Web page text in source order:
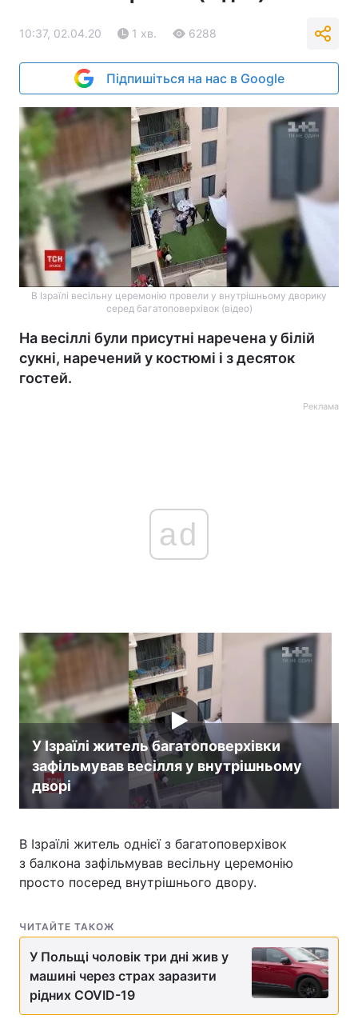
10:37, 02.04.20 1 хв. 6288
Підпишіться на нас в Google
В Ізраїлі весільну церемонію провели у внутрішньому дворику
серед багатоповерхівок (відео)
На весіллі були присутні наречена у білій
сукні, наречений у костюмі і з десяток
гостей.
Реклама
ad
У Ізраїлі житель багатоповерхівки
зафільмував весілля у внутрішньому
дворі
В Ізраїлі житель однієї з багатоповерхівок
з балкона зафільмував весільну церемонію
просто посеред внутрішнього двору.
ЧИТАЙТЕ ТАКОЖ
У Польщі чоловік три дні жив у
машині через страх заразити
рідних COVID-19